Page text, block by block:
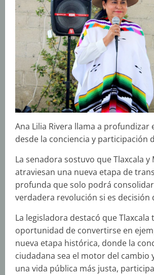
Ana Lilia Rivera llama a profundizar
desde la conciencia y participación
La senadora sostuvo que Tlaxcala y
atraviesan una nueva etapa de
profunda que solo podrá
verdadera revolución si es decisión
La legisladora destacó que Tlaxcala
oportunidad de convertirse en
nueva etapa histórica, donde la
ciudadana sea el motor del cambio
una vida pública más justa,